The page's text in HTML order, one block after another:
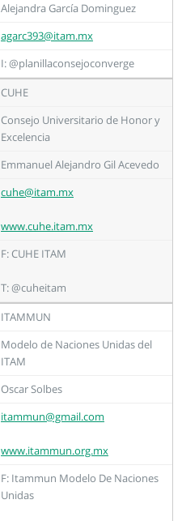
Alejandra García Dominguez
agarc393@itam.mx
I: @planillaconsejoconverge
CUHE
Consejo Universitario de Honor y
Excelencia
Emmanuel Alejandro Gil Acevedo
cuhe@itam.mx
www.cuhe.itam.mx
F: CUHE ITAM
T: @cuheitam
ITAMMUN
Modelo de Naciones Unidas del
ITAM
Oscar Solbes
itammun@gmail.com
www.itammun.org.mx
F: Itammun Modelo De Naciones
Unidas